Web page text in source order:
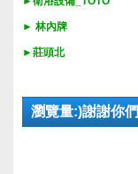
► 林內牌
►莊頭北
瀏覽量:)謝謝你們